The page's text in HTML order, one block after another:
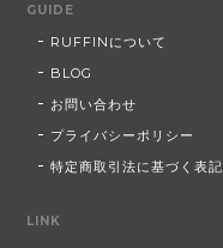
GUIDE
RUFFINについて
BLOG
お問い合わせ
プライバシーポリシー
特定商取引法に基づく表記
LINK